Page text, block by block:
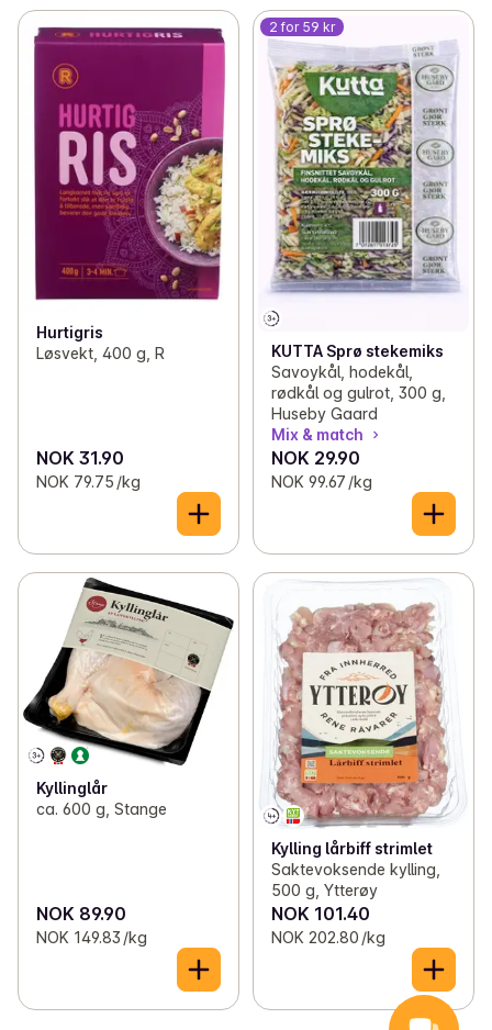
Hurtigris
Løsvekt, 400 g, R
NOK 31.90
NOK 79.75 /kg
2 for 59 kr
KUTTA Sprø stekemiks
Savoykål, hodekål,
rødkål og gulrot, 300 g,
Huseby Gaard
Mix & match
NOK 29.90
NOK 99.67 /kg
Kyllinglår
ca. 600 g, Stange
NOK 89.90
NOK 149.83 /kg
Kylling lårbiff strimlet
Saktevoksende kylling,
500 g, Ytterøy
NOK 101.40
NOK 202.80 /kg